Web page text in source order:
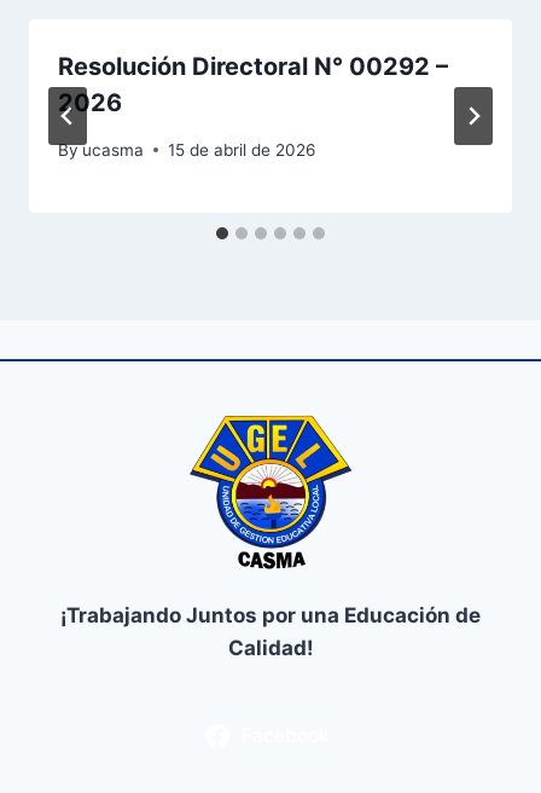
Resolución Directoral N° 00292 –
2026
Byucasma 15 de abril de 2026
¡Trabajando Juntos por una Educación de
Calidad!